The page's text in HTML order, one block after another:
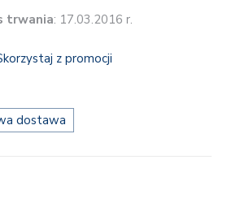
trwania: 17.03.2016 r.
z promocji
dostawa